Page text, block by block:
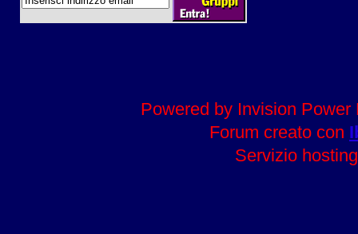
Powered by Invision
Forum creato con
Servizio